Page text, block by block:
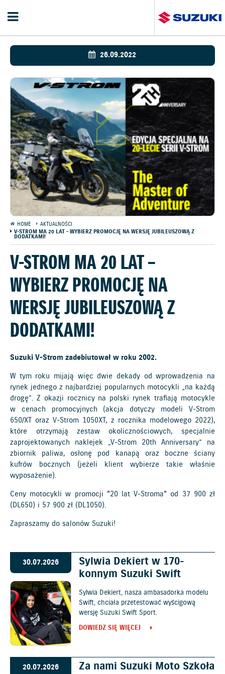
26.09.2022
HOME
AKTUALNOŚCI
V-STROM MA 20 LAT – WYBIERZ PROMOCJĘ NA WERSJĘ JUBILEUSZOWĄ Z
DODATKAMI!
V-STROM MA 20 LAT –
WYBIERZ PROMOCJĘ NA
WERSJĘ JUBILEUSZOWĄ Z
DODATKAMI!
Suzuki V-Strom zadebiutował w roku 2002.
W tym roku mijają więc dwie dekady od wprowadzenia na
rynek jednego z najbardziej popularnych motocykli „na każdą
drogę”. Z okazji rocznicy na polski rynek trafiają motocykle
w cenach promocyjnych (akcja dotyczy modeli V-Strom
650/XT oraz V-Strom 1050XT, z rocznika modelowego 2022),
które otrzymają zestaw okolicznościowych, specjalnie
zaprojektowanych naklejek „V-Strom 20th Anniversary” na
zbiornik paliwa, osłonę pod kanapą oraz boczne ściany
kufrów bocznych (jeżeli klient wybierze takie właśnie
wyposażenie).
Ceny motocykli w promocji "20 lat V-Stroma" od 37 900 zł
(DL650) i 57 900 zł (DL1050).
Zapraszamy dosalonów Suzuki!
30.07.2026
Sylwia Dekiert w 170-
konnym Suzuki Swift
Sylwia Dekiert, nasza ambasadorka modelu
Swift, chciała przetestować wyścigową
wersję Suzuki Swift Sport.
DOWIEDZ SIĘ WIĘCEJ
20.07.2026
Za nami Suzuki Moto Szkoła